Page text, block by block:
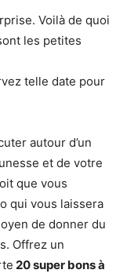
Voilà de quoi
les petites
telle date pour
autour d’un
et de votre
que vous
qui vous laissera
de donner du
Offrez un
20 super bons à